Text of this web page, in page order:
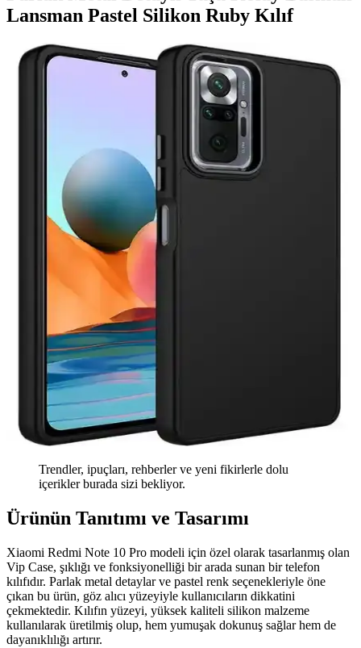
Lansman Pastel Silikon Ruby Kılıf
Trendler, ipuçları, rehberler ve yeni fikirlerle dolu
içerikler burada sizi bekliyor.
Ürünün Tanıtımı ve Tasarımı
Xiaomi Redmi Note 10 Pro modeli için özel olarak tasarlanmış olan
Vip Case, şıklığı ve fonksiyonelliği bir arada sunan bir telefon
kılıfıdır. Parlak metal detaylar ve pastel renk seçenekleriyle öne
çıkan bu ürün, göz alıcı yüzeyiyle kullanıcıların dikkatini
çekmektedir. Kılıfın yüzeyi, yüksek kaliteli silikon malzeme
kullanılarak üretilmiş olup, hem yumuşak dokunuş sağlar hem de
dayanıklılığı artırır.